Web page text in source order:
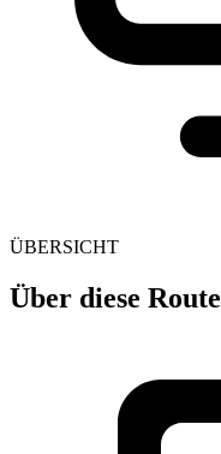
ÜBERSICHT
Über diese Route